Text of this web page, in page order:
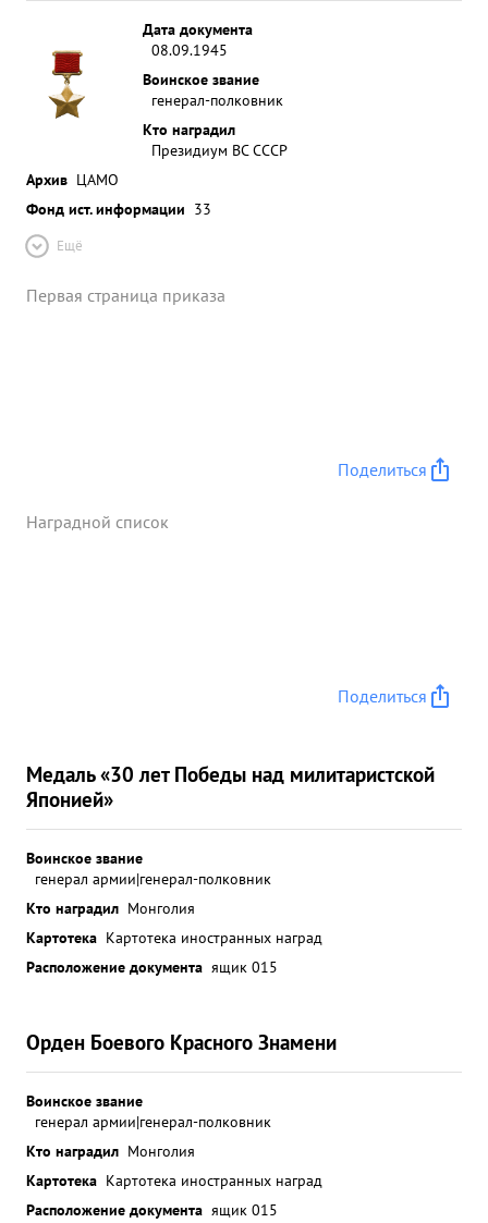
Дата документа
08.09.1945
Воинское звание
генерал-полковник
Кто наградил
Президиум ВС СССР
Архив ЦАМО
Фонд ист. информации 33
Ещё
Первая страница приказа
Поделиться
Наградной список
Поделиться
Медаль «30 лет Победы над милитаристской
Японией»
Воинское звание
генерал армии|генерал-полковник
Кто наградил Монголия
Картотека Картотека иностранных наград
Расположение документа ящик 015
Орден Боевого Красного Знамени
Воинское звание
генерал армии|генерал-полковник
Кто наградил Монголия
Картотека Картотека иностранных наград
Расположение документа ящик 015